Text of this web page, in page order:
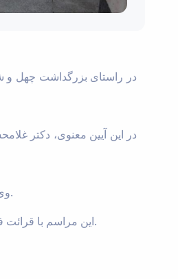
در راستای بزرگداشت چهل و
در این آیین معنوی، دکتر
وی در ادامه تأکید کرد که دانشگاه به‌عنوان یکی از مراکز مهم تولید علم و تربیت نیروی انسانی، باید همچنان در مسیر آرمان‌های انقلاب و پیشرفت کشور گام بردارد.
این مراسم با قرائت فاتحه و نثار گل بر مزار شهدای گمنام پایان یافت و دانشگاهیان با ادای احترام به مقام شامخ شهدا، بار دیگر بر پایبندی خود به آرمان‌های انقلاب اسلامی تأکید کردند.